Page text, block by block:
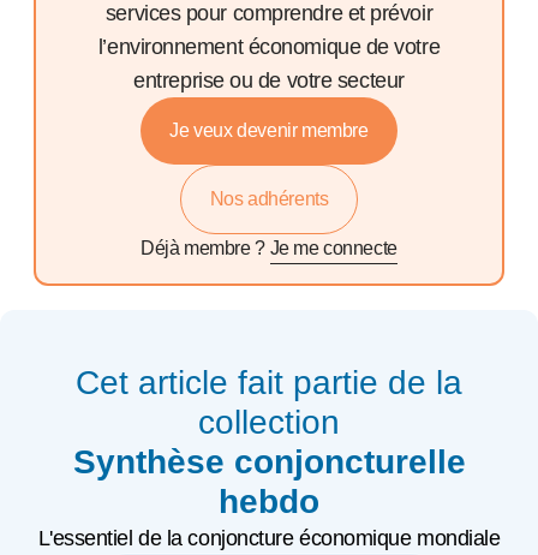
services pour comprendre et prévoir
l’environnement économique de votre
entreprise ou de votre secteur
Je veux devenir membre
Nos adhérents
Déjà membre ? Je me connecte
Cet article fait partie de la
collection
Synthèse conjoncturelle
hebdo
L'essentiel de la conjoncture économique mondiale